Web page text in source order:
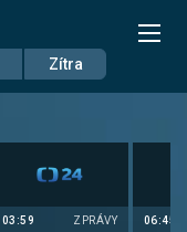
Zítra
03:59 ZPRÁVY 06:45